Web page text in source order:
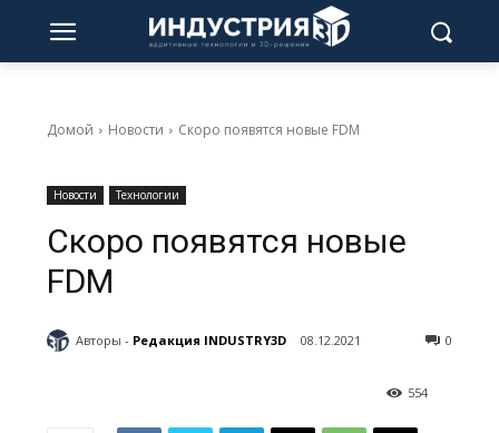
Домой Новости Скоро появятся новые FDM
Новости Технологии
Скоро появятся новые
FDM
Авторы - Редакция INDUSTRY3D 08.12.2021 0
554